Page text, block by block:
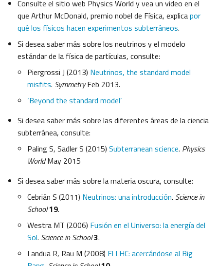
Consulte el sitio web Physics World y vea un video en el
que Arthur McDonald, premio nobel de Física, explicapor
qué los físicos hacen experimentos subterráneos.
Si desea saber más sobre los neutrinos y el modelo
estándar de la física de partículas, consulte:
Piergrossi J (2013) Neutrinos, the standard model
misfits. SymmetryFeb 2013.
‘Beyond the standard model’
Si desea saber más sobre las diferentes áreas de la ciencia
subterránea, consulte:
Paling S, Sadler S (2015) Subterranean science. Physics
WorldMay 2015
Si desea saber más sobre la materia oscura, consulte:
Cebrián S (2011) Neutrinos: una introducción. Science in
School19.
Westra MT (2006) Fusión en el Universo: la energía del
Sol. Science in School3.
Landua R, Rau M (2008) El LHC: acercándose al Big